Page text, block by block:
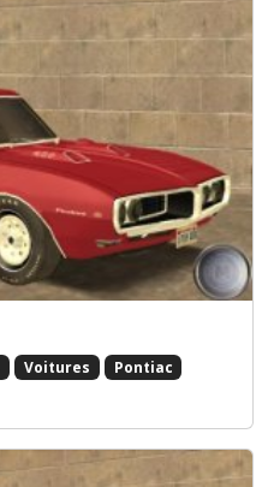
Voitures
Pontiac